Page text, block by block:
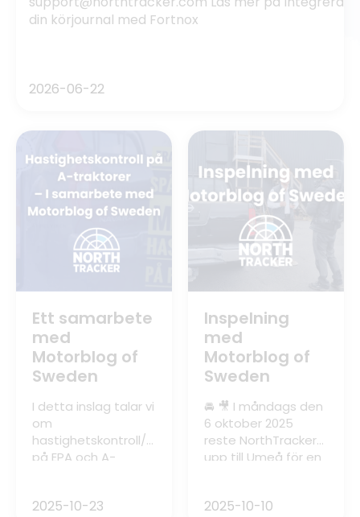
din körjournal med Fortnox
2026-06-22
Ett samarbete
med
Motorblog of
Sweden
I detta inslag talar vi
om
hastighetskontroll/föräldrakontroll
på EPA och A-
SMS, pushnotis och
2025-10-23
Inspelning
med
Motorblog of
Sweden
🚘 🎥 I måndags den
6 oktober 2025
reste NorthTracker
upp till Umeå för en
Motorblog of
2025-10-10